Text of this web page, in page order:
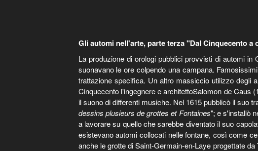
Gli automi nell'arte, parte terza "Dal Cinquecento a
La produzione di orologi pubblici provvisti di automi
suonavano le ore colpendo una campana.
trattazione specifica. Un altro massiccio utilizzo degli
Cinquecento l'ingegnere e architettoSalomon de Caus
il suono di differenti musiche. Nel 1615 pubblicò il suo
dessins plusieurs de grottes et Fontaines"; e s'installò
a lavorare su quello che sarebbe diventato il suo
esistevano automi collocati nelle fontane, così come
anche le grotte di Saint-Germain-en-Laye progettate